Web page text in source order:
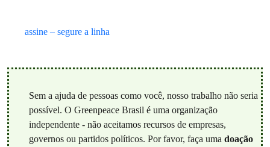
assine – segure a linha
Sem a ajuda de pessoas como você, nosso trabalho não seria
possível. O Greenpeace Brasil é uma organização
independente - não aceitamos recursos de empresas,
governos ou partidos políticos. Por favor, faça uma doação